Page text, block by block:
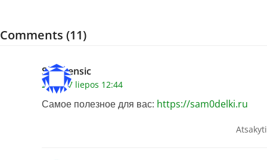
Comments (11)
Stephensic
2026 17 liepos 12:44
Самое полезное для вас: https://sam0delki.ru
Atsakyti